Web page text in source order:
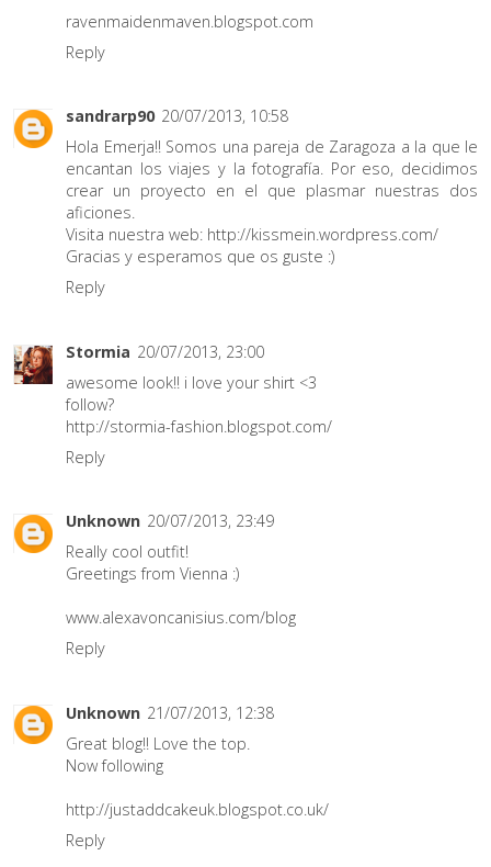
ravenmaidenmaven.blogspot.com
Reply
sandrarp90 20/07/2013, 10:58
Hola Emerja!! Somos una pareja de Zaragoza a la que le
encantan los viajes y la fotografía. Por eso, decidimos
crear un proyecto en el que plasmar nuestras dos
aficiones.
Visita nuestra web: http://kissmein.wordpress.com/
Gracias y esperamos que os guste :)
Reply
Stormia 20/07/2013, 23:00
awesome look!! i love your shirt <3
follow?
http://stormia-fashion.blogspot.com/
Reply
Unknown 20/07/2013, 23:49
Really cool outfit!
Greetings from Vienna :)
www.alexavoncanisius.com/blog
Reply
Unknown 21/07/2013, 12:38
Great blog!! Love the top.
Now following
http://justaddcakeuk.blogspot.co.uk/
Reply